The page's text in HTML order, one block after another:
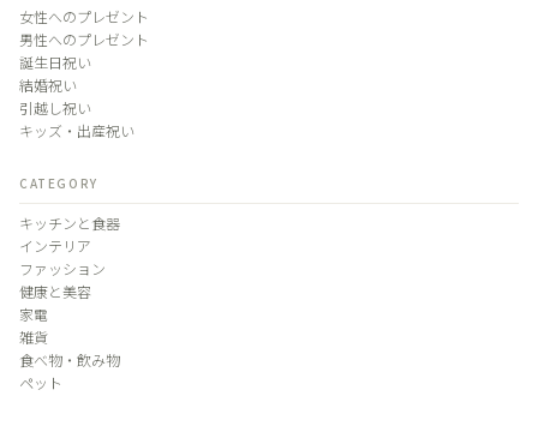
女性へのプレゼント
男性へのプレゼント
誕生日祝い
結婚祝い
引越し祝い
キッズ・出産祝い
CATEGORY
キッチンと食器
インテリア
ファッション
健康と美容
家電
雑貨
食べ物・飲み物
ペット